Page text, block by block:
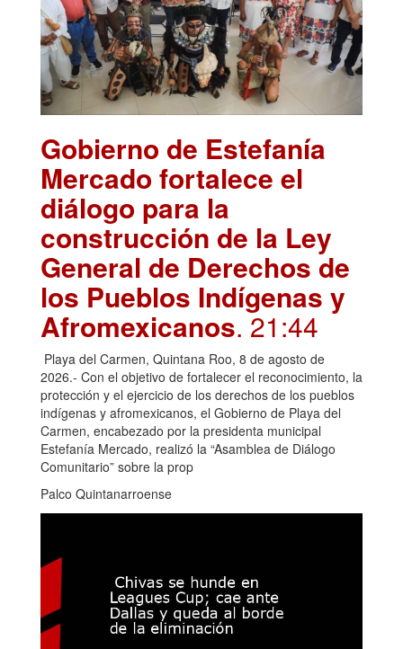
Gobierno de Estefanía
Mercado fortalece el
diálogo para la
construcción de la Ley
General de Derechos de
los Pueblos Indígenas y
Afromexicanos. 21:44
Playa del Carmen, Quintana Roo, 8 de agosto de
2026.- Con el objetivo de fortalecer el reconocimiento, la
protección y el ejercicio de los derechos de los pueblos
indígenas y afromexicanos, el Gobierno de Playa del
Carmen, encabezado por la presidenta municipal
Estefanía Mercado, realizó la “Asamblea de Diálogo
Comunitario” sobre la prop
Palco Quintanarroense